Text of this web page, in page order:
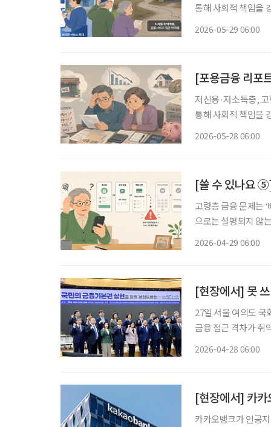
통해 사회적 책임을
2026-05-29 06:00
[포용금융 리포
저신용·저소득층,
통해 사회적 책임을
2026-05-28 06:00
[쓸 수 있나요
고령층 금융 문제는
으로는 설명되지 않
2026-04-29 06:00
[현장에서] 못
27일 서울 여의도 국
금융 접근 격차가 취
2026-04-28 06:00
[현장에서] 카
카카오뱅크가 인공